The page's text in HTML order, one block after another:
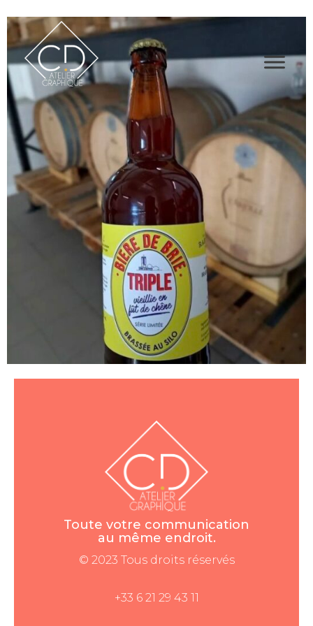
Toute votre communication
au même endroit.
© 2023 Tous droits réservés
+33 6 21 29 43 11